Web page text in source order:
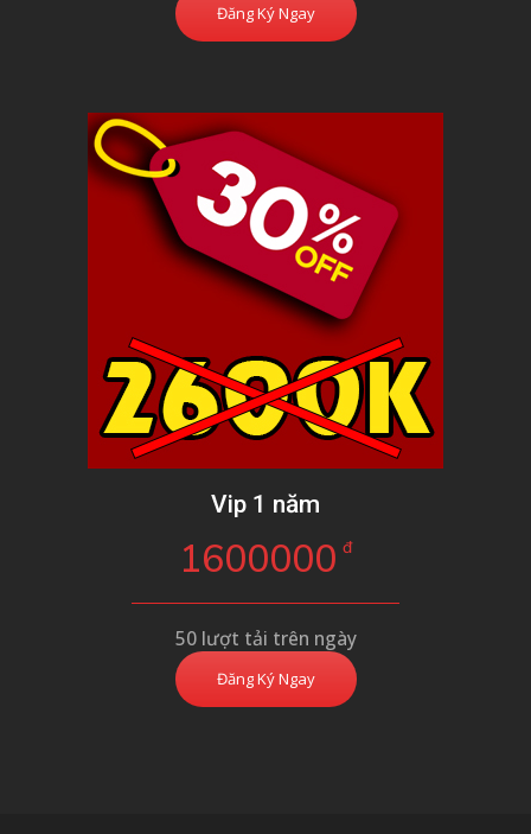
Đăng Ký Ngay
Vip 1 năm
1600000 đ
50 lượt tải trên ngày
Đăng Ký Ngay